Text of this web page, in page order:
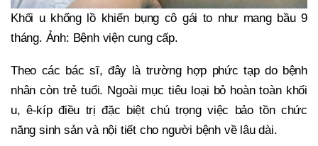
Khối u khổng lồ khiến bụng cô gái to như mang bầu 9
tháng. Ảnh: Bệnh viện cung cấp.
Theo các bác sĩ, đây là trường hợp phức tạp do bệnh
nhân còn trẻ tuổi. Ngoài mục tiêu loại bỏ hoàn toàn khối
u, ê-kíp điều trị đặc biệt chú trọng việc bảo tồn chức
năng sinh sản và nội tiết cho người bệnh về lâu dài.